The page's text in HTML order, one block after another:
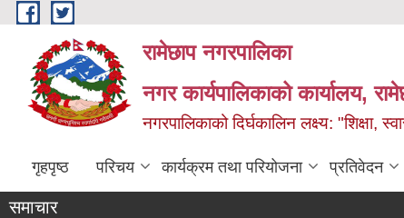
Skip to main content
रामेछाप नगरपालिका
नगर कार्यपालिकाको कार्यालय,
नगरपालिकाको दिर्घकालिन लक्ष्य: "शिक्षा,
गृहपृष्ठ परिचय कार्यक्रम तथा परियोजना प्रतिवेदन
समाचार